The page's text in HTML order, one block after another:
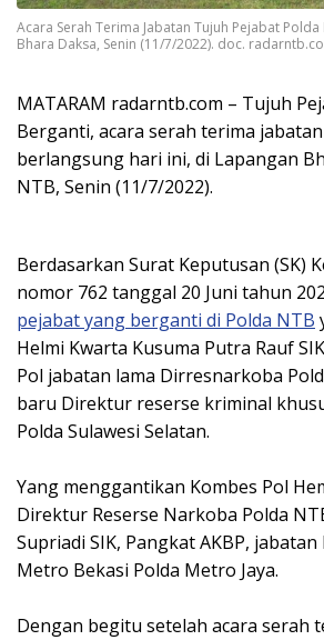
Acara Serah Terima Jabatan Tujuh Pejabat
Bhara Daksa, Senin (11/7/2022). doc.
MATARAM radarntb.com – Tujuh
Berganti, acara serah terima
berlangsung hari ini, di Lapangan
NTB, Senin (11/7/2022).
Berdasarkan Surat Keputusan (SK)
nomor 762 tanggal 20 Juni tahun
pejabat yang berganti di Polda NTB
Helmi Kwarta Kusuma Putra Rauf
Pol jabatan lama Dirresnarkoba
baru Direktur reserse kriminal
Polda Sulawesi Selatan.
Yang menggantikan Kombes Pol
Direktur Reserse Narkoba Polda
Supriadi SIK, Pangkat AKBP,
Metro Bekasi Polda Metro Jaya.
Dengan begitu setelah acara serah